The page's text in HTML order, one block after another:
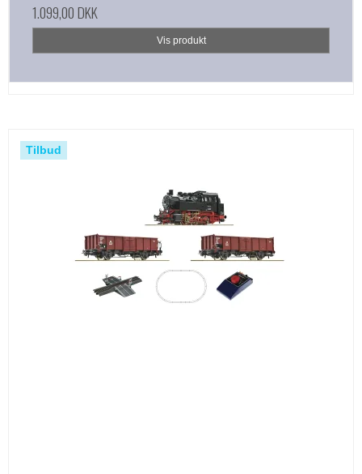
1.099,00 DKK
Vis produkt
Tilbud